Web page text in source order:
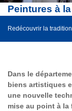
Peintures à
Redécouvrir la
Dans le
biens artistiques
une nouvelle
mise au point à la